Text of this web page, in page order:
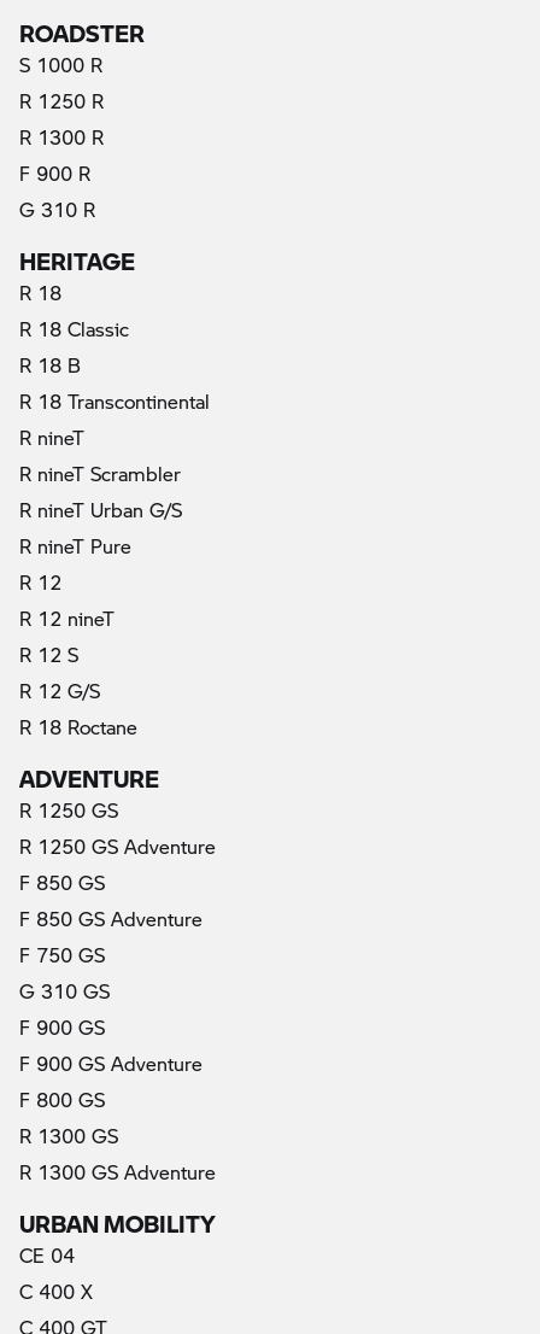
ROADSTER
S 1000 R
R 1250 R
R 1300 R
F 900 R
G 310 R
HERITAGE
R 18
R 18 Classic
R 18 B
R 18 Transcontinental
R nineT
R nineT Scrambler
R nineT Urban G/S
R nineT Pure
R 12
R 12 nineT
R 12 S
R 12 G/S
R 18 Roctane
ADVENTURE
R 1250 GS
R 1250 GS Adventure
F 850 GS
F 850 GS Adventure
F 750 GS
G 310 GS
F 900 GS
F 900 GS Adventure
F 800 GS
R 1300 GS
R 1300 GS Adventure
URBAN MOBILITY
CE 04
C 400 X
C 400 GT